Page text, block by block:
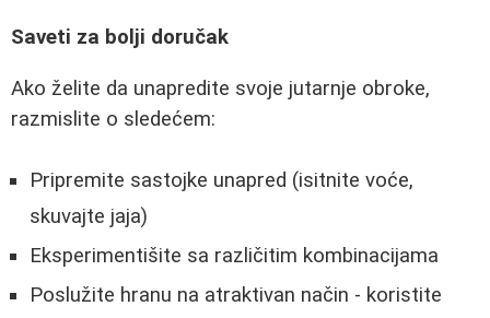
Saveti za bolji doručak
Ako želite da unapredite svoje jutarnje obroke,
razmislite o sledećem:
Pripremite sastojke unapred (isitnite voće,
skuvajte jaja)
Eksperimentišite sa različitim kombinacijama
Poslužite hranu na atraktivan način - koristite